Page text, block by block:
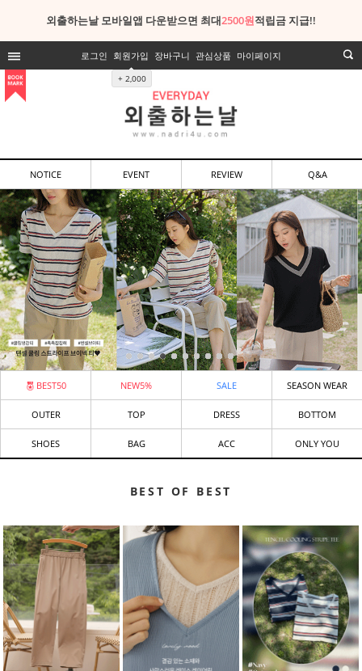
외출하는날 모바일앱 다운받으면 최대2500원적립금 지급!!
로그인 회원가입
+ 2,000
장바구니 관심상품 마이페이지
NOTICE EVENT REVIEW Q&A
BEST50 NEW5% SALE SEASON WEAR
OUTER TOP DRESS BOTTOM
SHOES BAG ACC ONLY YOU
BEST OF BEST